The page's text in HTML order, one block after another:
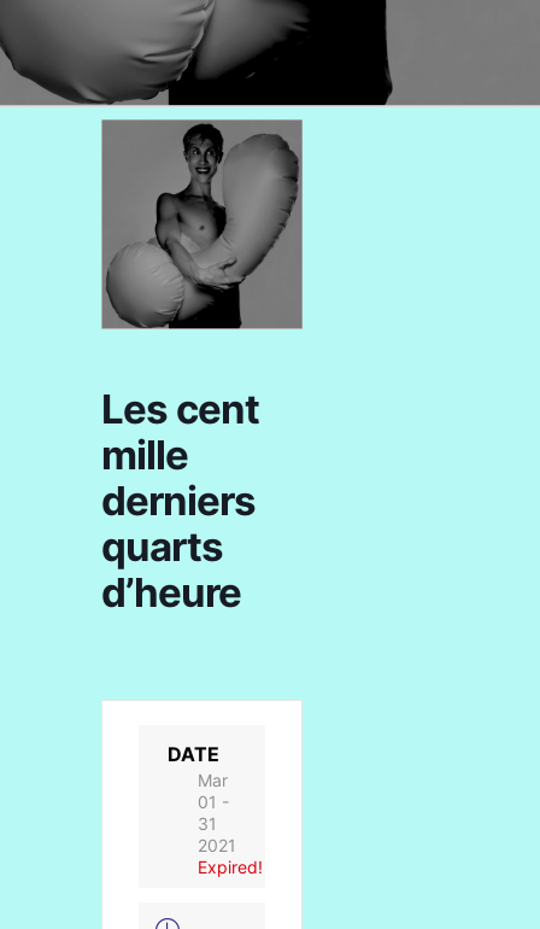
Les cent
mille
derniers
quarts
d’heure
DATE
Mar
01 -
31
2021
Expired!